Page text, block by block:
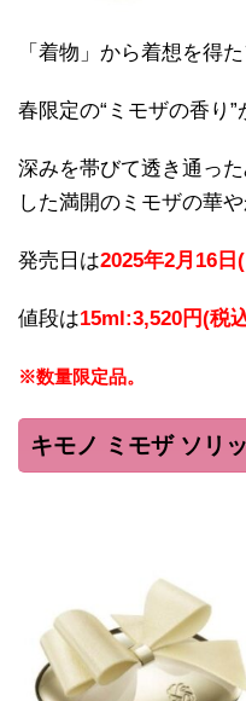
「着物」から着想を得
春限定の“ミモザの香り”
深みを帯びて透き通っ
した満開のミモザの華
発売日は2025年2月16日(
値段は15ml:3,520円(税
※数量限定品。
キモノ ミモザ ソリ